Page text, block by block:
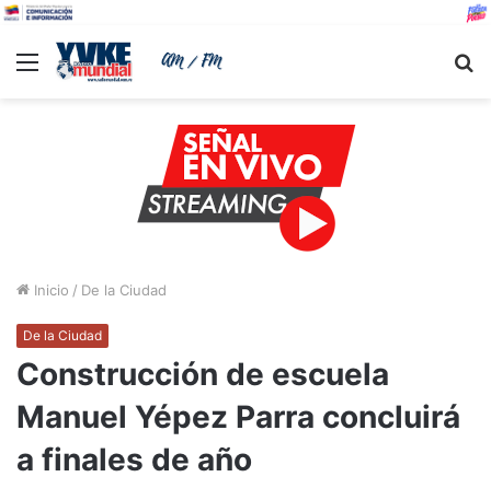
Menu
Inicio / De la Ciudad
De la Ciudad
Construcción de escuela
Manuel Yépez Parra concluirá
a finales de año